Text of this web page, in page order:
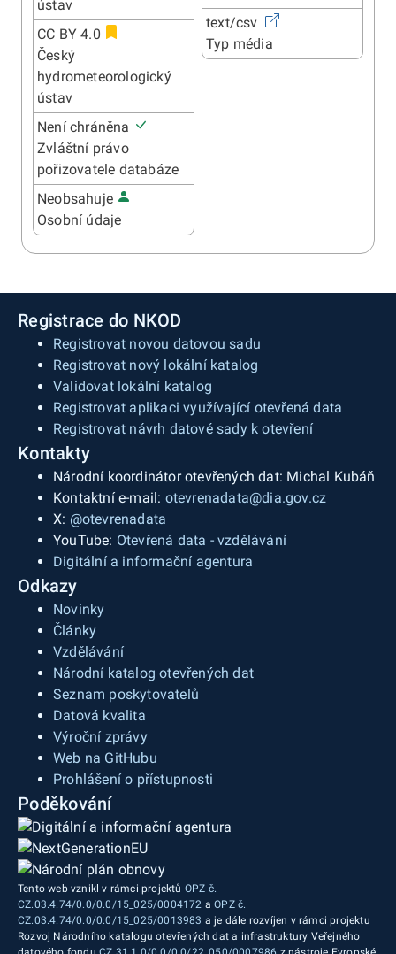
ústav
CC BY 4.0
Český
hydrometeorologický
ústav
Není chráněna
Zvláštní právo
pořizovatele databáze
Neobsahuje
Osobní údaje
text/csv
Typ média
Registrace do NKOD
Registrovat novou datovou sadu
Registrovat nový lokální katalog
Validovat lokální katalog
Registrovat aplikaci využívající otevřená data
Registrovat návrh datové sady k otevření
Kontakty
Národní koordinátor otevřených dat: Michal Kubáň
Kontaktní e-mail: otevrenadata@dia.gov.cz
X: @otevrenadata
YouTube: Otevřená data - vzdělávání
Digitální a informační agentura
Odkazy
Novinky
Články
Vzdělávání
Národní katalog otevřených dat
Seznam poskytovatelů
Datová kvalita
Výroční zprávy
Web na GitHubu
Prohlášení o přístupnosti
Poděkování
Tento web vznikl v rámci projektů OPZ č.
CZ.03.4.74/0.0/0.0/15_025/0004172 aOPZ č.
CZ.03.4.74/0.0/0.0/15_025/0013983 a je dále rozvíjen v rámci projektu
Rozvoj Národního katalogu otevřených dat a infrastruktury Veřejného